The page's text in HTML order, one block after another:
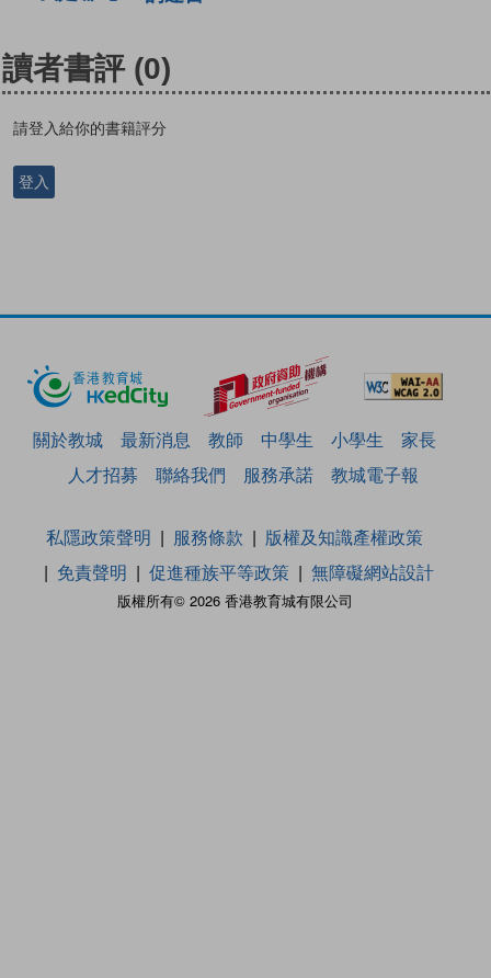
讀者書評 (0)
請登入給你的書籍評分
登入
關於教城 最新消息 教師 中學生 小學生
家長
人才招募
聯絡我們 服務承諾 教城電子報
版權所有© 2026 香港教育城有限公司
私隱政策聲明 服務條款
版權及知識產權政策
免責聲明
促進種族平等政策 無障礙網站設計